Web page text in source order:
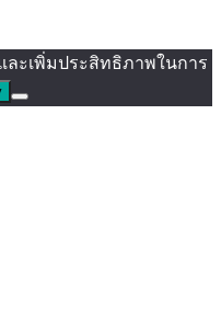
ะเพิ่มประสิทธิภาพในการ